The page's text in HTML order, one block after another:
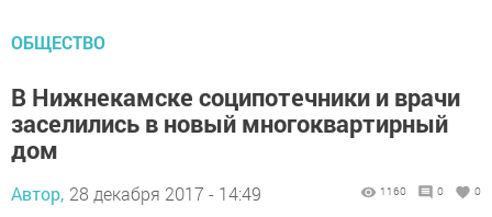
ОБЩЕСТВО
В Нижнекамске соципотечники и врачи
заселились в новый многоквартирный
дом
Автор, 28 декабря 2017 - 14:49 1160 0 0